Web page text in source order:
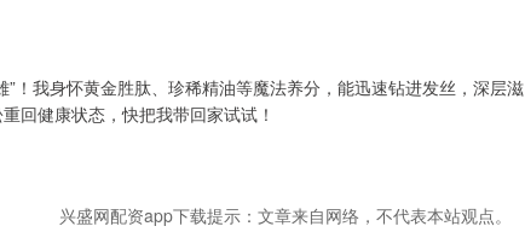
！我身怀黄金胜肽、珍稀精油等魔法养分，能迅速钻进发丝，深层滋
回健康状态，快把我带回家试试！
兴盛网配资app下载提示：文章来自网络，不代表本站观点。